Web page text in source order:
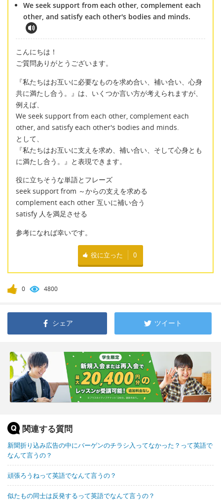
We seek support from each other, complement each
other, and satisfy each other's bodies and minds.
こんにちは！
ご質問ありがとうございます。
『私たちはお互いに必要なものを求め合い、補い合い、心身
共に満たし合う。』は、いくつか言い方が考えられますが、
例えば、
We seek support from each other, complement each
other, and satisfy each other's bodies and minds.
として、
『私たちはお互いに支えを求め、補い合い、そして心身とも
に満たし合う。』と表現できます。
役に立ちそうな単語とフレーズ
seek support from ～からの支えを求める
complement each other 互いに補い合う
satisfy 人を満足させる
参考になれば幸いです。
役に立った 0
0 4800
シェア ツイート
関連する質問
新聞折り込み広告の中にバーゲンのチラシ入ってなかった？って英語で
なんて言うの？
頑張ろうねって英語でなんて言うの？
似たもの同士は反発するって英語でなんて言うの？